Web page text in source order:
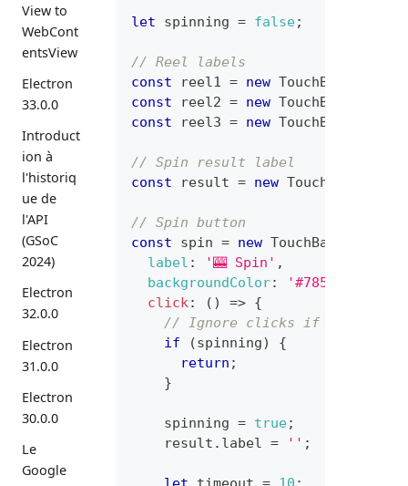
View to
WebCont
entsView
Electron
33.0.0
Introduct
ion à
l'historiq
ue de
l'API
(GSoC
2024)
Electron
32.0.0
Electron
31.0.0
Electron
30.0.0
Le
Google
let spinning = false;
// Reel labels
const reel1 = new TouchBarLabel
const reel2 = new TouchBarLabel
const reel3 = new TouchBarLabel
// Spin result label
const result = new TouchBarLabel
// Spin button
const spin = new TouchBarButton
label : '🎰 Spin' ,
backgroundColor: '#7851A9'
click : ( ) => {
// Ignore clicks if already
if
(spinning)
{
return ;
}
    spinning
= true;
    result
. label = '' ;